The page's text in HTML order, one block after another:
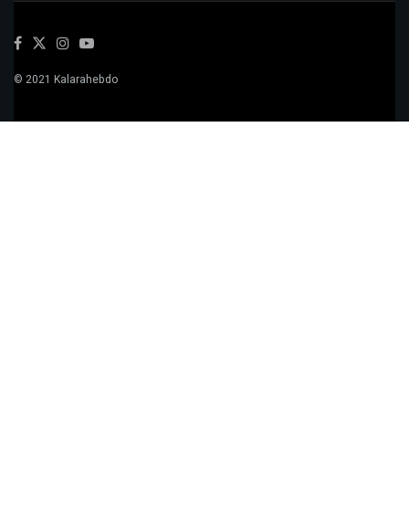
© 2021 Kalarahebdo